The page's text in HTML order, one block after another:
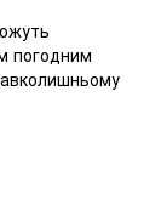
погодним